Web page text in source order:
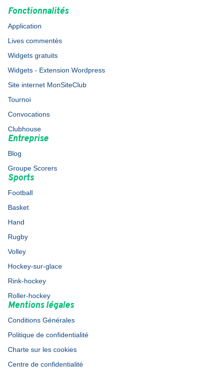
Fonctionnalités
Application
Lives commentés
Widgets gratuits
Widgets - Extension Wordpress
Site internet MonSiteClub
Tournoi
Convocations
Clubhouse
Entreprise
Blog
Groupe Scorers
Sports
Football
Basket
Hand
Rugby
Volley
Hockey-sur-glace
Rink-hockey
Roller-hockey
Mentions légales
Conditions Générales
Politique de confidentialité
Charte sur les cookies
Centre de confidentialité